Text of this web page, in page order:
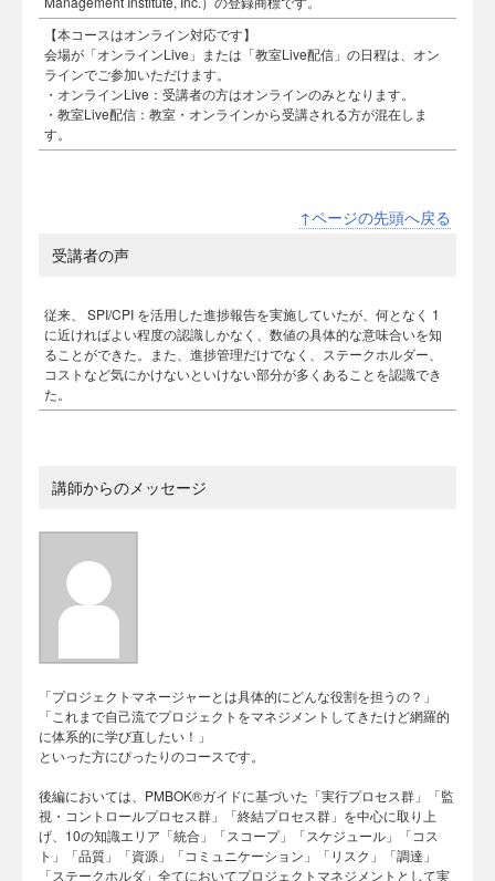
【本コースはオンライン対応です】
会場が「オンラインLive」または「教室Live配信」の日程は、オン
ラインでご参加いただけます。
・オンラインLive：受講者の方はオンラインのみとなります。
・教室Live配信：教室・オンラインから受講される方が混在しま
す。
↑ページの先頭へ戻る
受講者の声
従来、 SPI/CPI を活用した進捗報告を実施していたが、何となく 1
に近ければよい程度の認識しかなく、数値の具体的な意味合いを知
ることができた。また、進捗管理だけでなく、ステークホルダー、
コストなど気にかけないといけない部分が多くあることを認識でき
た。
講師からのメッセージ
「プロジェクトマネージャーとは具体的にどんな役割を担うの？」
「これまで自己流でプロジェクトをマネジメントしてきたけど網羅的
に体系的に学び直したい！」
といった方にぴったりのコースです。
後編においては、PMBOK®ガイドに基づいた「実行プロセス群」「監
視・コントロールプロセス群」「終結プロセス群」を中心に取り上
げ、10の知識エリア「統合」「スコープ」「スケジュール」「コス
ト」「品質」「資源」「コミュニケーション」「リスク」「調達」
「ステークホルダ」全てにおいてプロジェクトマネジメントとして実